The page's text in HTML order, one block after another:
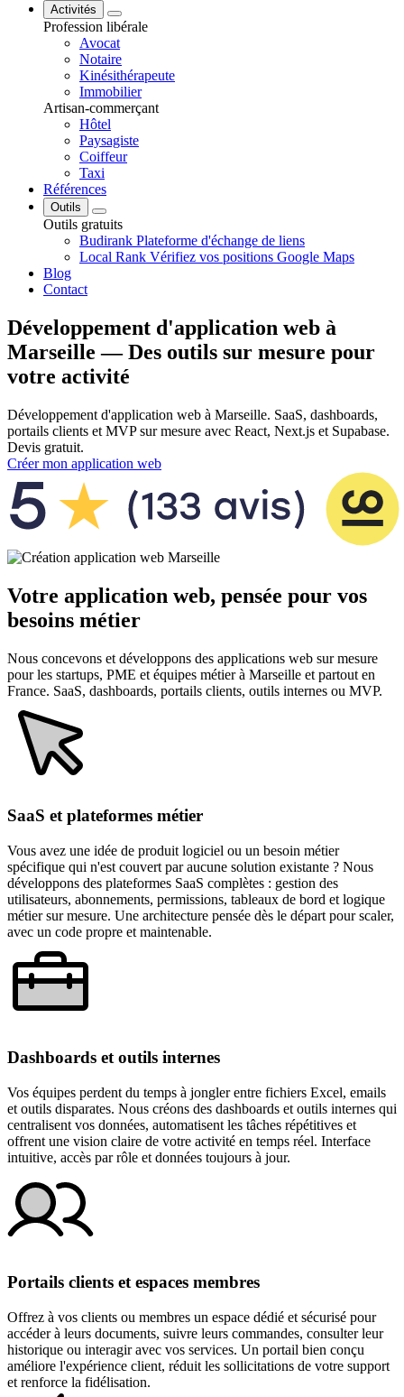
Activités
Profession libérale
Avocat
Notaire
Kinésithérapeute
Immobilier
Artisan-commerçant
Hôtel
Paysagiste
Coiffeur
Taxi
Références
Outils
Outils gratuits
Budirank Plateforme d'échange de liens
Local Rank Vérifiez vos positions Google Maps
Blog
Contact
Développement d'application web à
Marseille — Des outils sur mesure pour
votre activité
Développement d'application web à Marseille. SaaS, dashboards,
portails clients et MVP sur mesure avec React, Next.js et Supabase.
Devis gratuit.
Créer mon application web
Votre application web, pensée pour vos
besoins métier
Nous concevons et développons des applications web sur mesure
pour les startups, PME et équipes métier à Marseille et partout en
France. SaaS, dashboards, portails clients, outils internes ou MVP.
SaaS et plateformes métier
Vous avez une idée de produit logiciel ou un besoin métier
spécifique qui n'est couvert par aucune solution existante ? Nous
développons des plateformes SaaS complètes : gestion des
utilisateurs, abonnements, permissions, tableaux de bord et logique
métier sur mesure. Une architecture pensée dès le départ pour scaler,
avec un code propre et maintenable.
Dashboards et outils internes
Vos équipes perdent du temps à jongler entre fichiers Excel, emails
et outils disparates. Nous créons des dashboards et outils internes qui
centralisent vos données, automatisent les tâches répétitives et
offrent une vision claire de votre activité en temps réel. Interface
intuitive, accès par rôle et données toujours à jour.
Portails clients et espaces membres
Offrez à vos clients ou membres un espace dédié et sécurisé pour
accéder à leurs documents, suivre leurs commandes, consulter leur
historique ou interagir avec vos services. Un portail bien conçu
améliore l'expérience client, réduit les sollicitations de votre support
et renforce la fidélisation.